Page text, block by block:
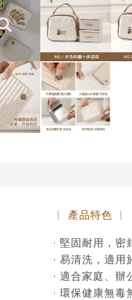
︱ 產品特色 ︱
· 堅固耐用，
· 易清洗，適
· 適合家庭、辦
· 環保健康無毒